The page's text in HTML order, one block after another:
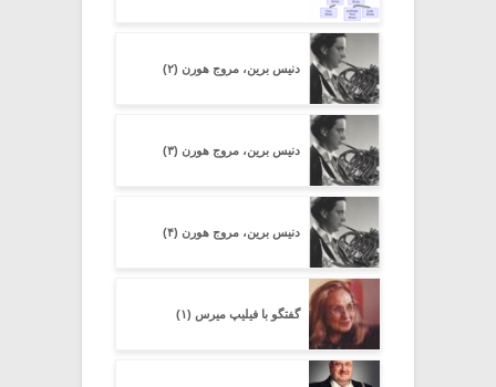
دنیس برین، مروج هورن (۲)
دنیس برین، مروج هورن (۳)
دنیس برین، مروج هورن (۴)
گفتگو با فیلیپ میرس (۱)